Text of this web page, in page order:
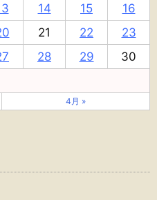
14 15
16
21 22
23
28 29
30
4月 »